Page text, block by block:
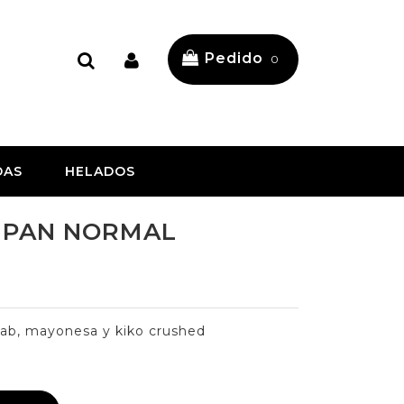
Pedido 0
HELADOS
NORMAL
mayonesa y kiko crushed